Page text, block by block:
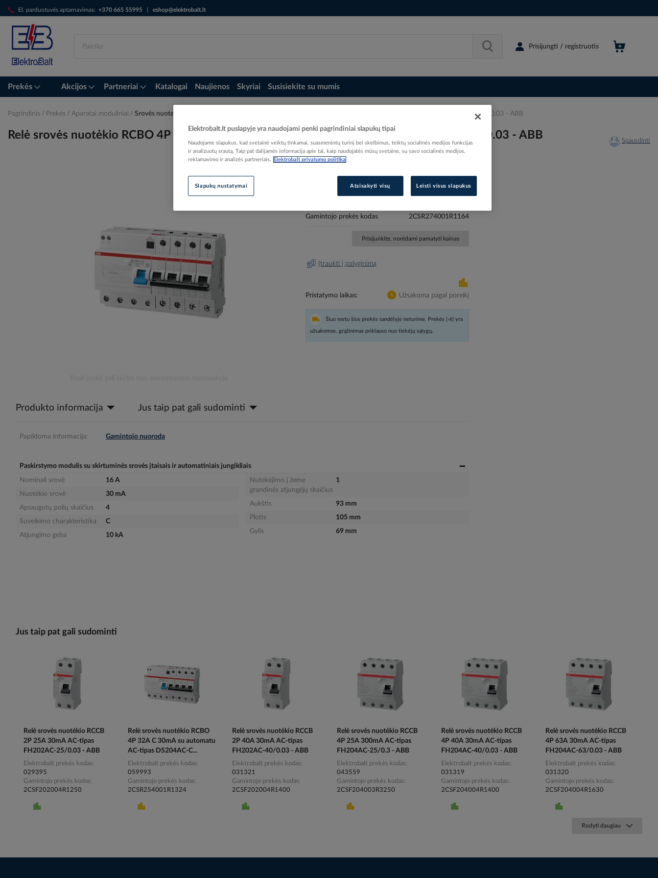
El. parduotuvės aptarnavimas: +370 665 55995 eshop@elektrobalt.lt
Skip
to
Content
Prisijungti / registruotis
Prekės Akcijos Partneriai Katalogai Naujienos Skyriai Susisiekite su mumis
Pagrindinis Prekės Aparatai moduliniai Srovės nuotekio apsaugos Relė srovės nuotėkio RCBO 4P 16A C 10kA 30mA su automatu AC-tipas DS204MAC-C16/0.03 - ABB
Relė srovės nuotėkio RCBO 4P 16A C 10kA 30mA su automatu AC-tipas DS204MAC-C16/0.03 - ABB Spausdinti
beginning
images
Elektrobalt prekės kodas
108565
Gamintojo prekės kodas
2CSR274001R1164
Prisijunkite, norėdami pamatyti kainas
Įtraukti į palyginimą
Pristatymo laikas Užsakoma pagal poreikį
Šiuo metu šios prekės sandėlyje neturime. Prekės (-ė) yra
užsakomos, grąžinimas priklauso nuo tiekėjų sąlygų.
Produkto informacija Jus taip pat gali sudominti
Papildoma informacija: Gamintojo nuoroda
Paskirstymo modulis su skirtuminės srovės įtaisais ir automatiniais jungikliais
Nominali srovė
16 A
Nuotėkio srovė
30 mA
Apsaugotų polių skaičius
4
Suveikimo charakteristika
C
Atjungimo geba
10 kA
Nutekėjimo į žemę
grandinės atjungėjų skaičius
1
Aukštis
93 mm
Plotis
105 mm
Gylis
69 mm
Jus taip pat gali sudominti
Relė srovės nuotėkio RCCB
2P 25A 30mA AC-tipas
FH202AC-25/0.03 - ABB
Elektrobalt prekės kodas
029395
Gamintojo prekės kodas
2CSF202004R1250
Relė srovės nuotėkio RCBO
4P 32A C 30mA su automatu
AC-tipas DS204AC-C...
Elektrobalt prekės kodas
059993
Gamintojo prekės kodas
2CSR254001R1324
Relė srovės nuotėkio RCCB
2P 40A 30mA AC-tipas
FH202AC-40/0.03 - ABB
Elektrobalt prekės kodas
031321
Gamintojo prekės kodas
2CSF202004R1400
Relė srovės nuotėkio RCCB
4P 25A 300mA AC-tipas
FH204AC-25/0.3 - ABB
Elektrobalt prekės kodas
043559
Gamintojo prekės kodas
2CSF204003R3250
Relė srovės nuotėkio RCCB
4P 40A 30mA AC-tipas
FH204AC-40/0.03 - ABB
Elektrobalt prekės kodas
031319
Gamintojo prekės kodas
2CSF204004R1400
Relė srovės nuotėkio RCCB
4P 63A 30mA AC-tipas
FH204AC-63/0.03 - ABB
Elektrobalt prekės kodas
031320
Gamintojo prekės kodas
2CSF204004R1630
Rodyti daugiau
Elektrobalt.lt puslapyje yra naudojami penki pagrindiniai slapukų tipai
Naudojame slapukus, kad svetainė veiktų tinkamai, suasmenintų turinį bei skelbimus, teiktų socialinės medijos funkcijas
ir analizuotų srautą. Taip pat dalijamės informacija apie tai, kaip naudojatės mūsų svetaine, su savo socialinės medijos,
reklamavimo ir analizės partneriais.
Elektrobalt privatumo politika
Slapukų nustatymai Atsisakyti visų Leisti visus slapukus